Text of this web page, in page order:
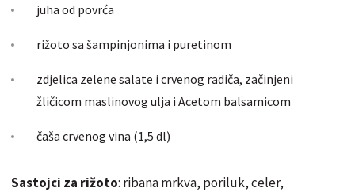
juha od povrća
rižoto sa šampinjonima i puretinom
zdjelica zelene salate i crvenog radiča, začinjeni
žličicom maslinovog ulja i Acetom balsamicom
čaša crvenog vina (1,5 dl)
Sastojci za rižoto: ribana mrkva, poriluk, celer,